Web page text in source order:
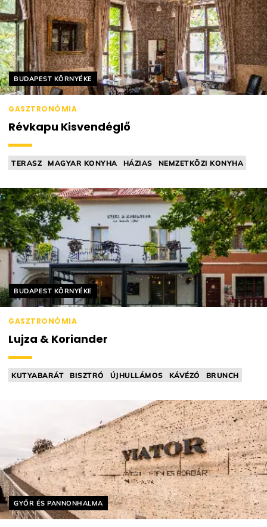
Helyszín címkék:
BUDAPEST KÖRNYÉKE
GASZTRONÓMIA
Révkapu Kisvendéglő
TERASZ MAGYAR KONYHA HÁZIAS
NEMZETKÖZI KONYHA
Helyszín címkék:
BUDAPEST KÖRNYÉKE
GASZTRONÓMIA
Lujza & Koriander
KUTYABARÁT BISZTRÓ ÚJHULLÁMOS KÁVÉZÓ BRUNCH
Helyszín címkék:
GYŐR ÉS PANNONHALMA